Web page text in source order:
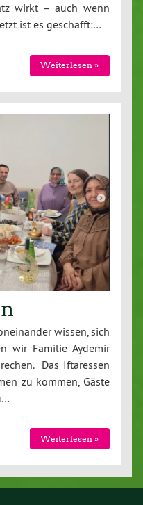
wirkt – auch wenn
ist es geschafft:…
Weiterlesen »
wissen, sich
wir Familie Aydemir
Das Iftaressen
zu kommen, Gäste
Weiterlesen »